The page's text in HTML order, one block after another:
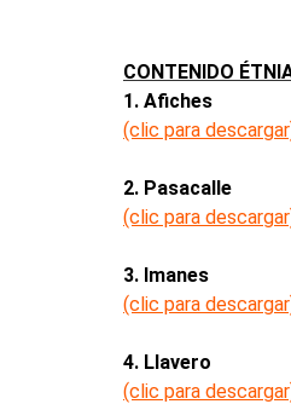
CONTENIDO
1. Afiches
(clic para
2. Pasacalle
(clic para
3. Imanes
(clic para
4. Llavero
(clic para